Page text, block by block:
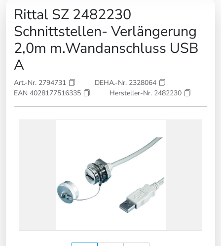
Rittal SZ 2482230
Schnittstellen- Verlängerung
2,0m m.Wandanschluss USB
A
Art.-Nr. 2794731
DEHA.-Nr. 2328064
EAN 4028177516335
Hersteller-Nr. 2482230